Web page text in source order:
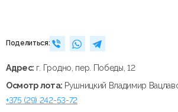
Поделиться:
Адрес: г. Гродно, пер. Победы, 12
Осмотр лота: Рушницкий Владимир
+375 (29) 242-53-72